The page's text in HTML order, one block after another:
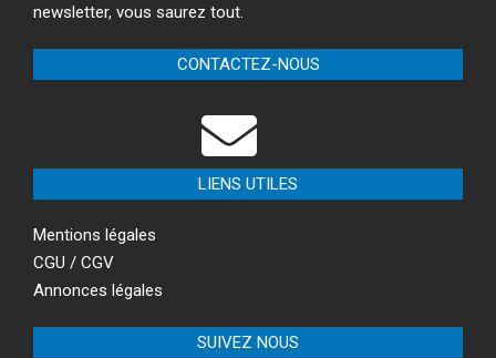
newsletter, vous saurez tout.
CONTACTEZ-NOUS
LIENS UTILES
Mentions légales
CGU / CGV
Annonces légales
SUIVEZ NOUS